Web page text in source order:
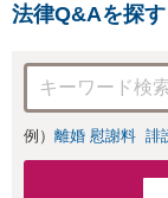
法律Q&Aを探す
例） 離婚 慰謝料 誹